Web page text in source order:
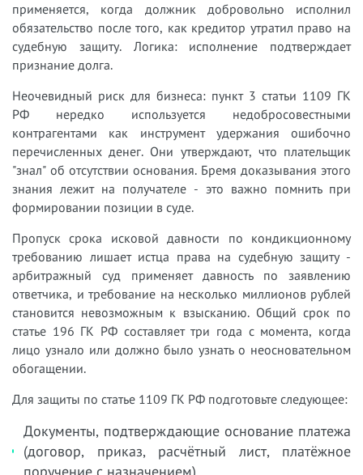
применяется, когда должник добровольно исполнил
обязательство после того, как кредитор утратил право на
судебную защиту. Логика: исполнение подтверждает
признание долга.
Неочевидный риск для бизнеса: пункт 3 статьи 1109 ГК
РФ нередко используется недобросовестными
контрагентами как инструмент удержания ошибочно
перечисленных денег. Они утверждают, что плательщик
"знал" об отсутствии основания. Бремя доказывания этого
знания лежит на получателе - это важно помнить при
формировании позиции в суде.
Пропуск срока исковой давности по кондикционному
требованию лишает истца права на судебную защиту -
арбитражный суд применяет давность по заявлению
ответчика, и требование на несколько миллионов рублей
становится невозможным к взысканию. Общий срок по
статье 196 ГК РФ составляет три года с момента, когда
лицо узнало или должно было узнать о неосновательном
обогащении.
Для защиты по статье 1109 ГК РФ подготовьте следующее:
Документы, подтверждающие основание платежа
(договор, приказ, расчётный лист, платёжное